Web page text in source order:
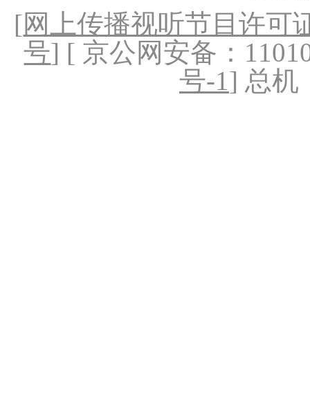
[网上传播视听节目许可
号] [ 京公网安备：
号-1] 总机